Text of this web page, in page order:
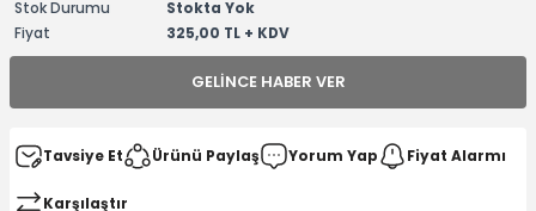
Stok Durumu
Stokta Yok
Fiyat
325,00 TL + KDV
GELINCE HABER VER
Tavsiye Et Ürünü Paylaş Yorum Yap Fiyat Alarmı
Karşılaştır